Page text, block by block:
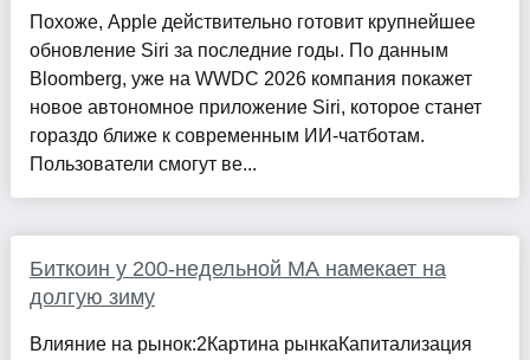
Похоже, Apple действительно готовит крупнейшее
обновление Siri за последние годы. По данным
Bloomberg, уже на WWDC 2026 компания покажет
новое автономное приложение Siri, которое станет
гораздо ближе к современным ИИ-чатботам.
Пользователи смогут ве...
Биткоин у 200-недельной MA намекает на
долгую зиму
Влияние на рынок:2Картина рынкаКапитализация